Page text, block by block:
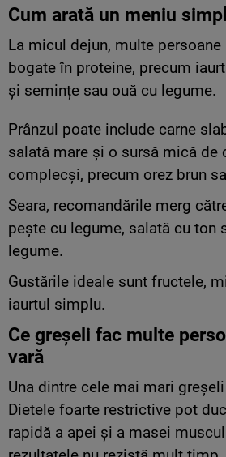
Cum arată un meniu
La micul dejun, multe
bogate în proteine, precum
și semințe sau ouă cu legume.
Prânzul poate include carne
salată mare și o sursă mică de
complecși, precum orez brun
Seara, recomandările merg
pește cu legume, salată cu ton
legume.
Gustările ideale sunt fructele,
iaurtul simplu.
Ce greșeli fac multe
vară
Una dintre cele mai mari
Dietele foarte restrictive pot
rapidă a apei și a masei